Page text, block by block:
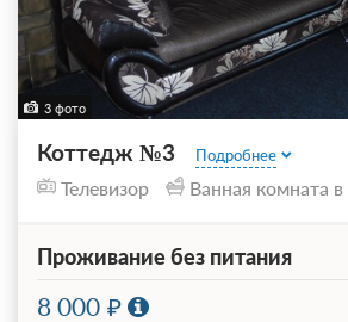
3 фото
Коттедж №3 Подробнее
Телевизор Ванная комната
Проживание без питания
8 000